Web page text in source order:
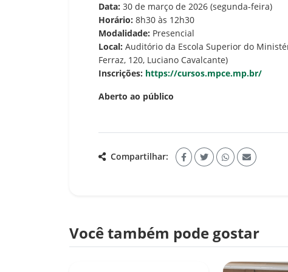
Data: 30 de março de 2026 (segunda-feira)
Horário: 8h30 às 12h30
Modalidade: Presencial
Local: Auditório da Escola Superior do
Ferraz, 120, Luciano Cavalcante)
Inscrições: https://cursos.mpce.mp.br/
Aberto ao público
Compartilhar:
Você também pode gostar